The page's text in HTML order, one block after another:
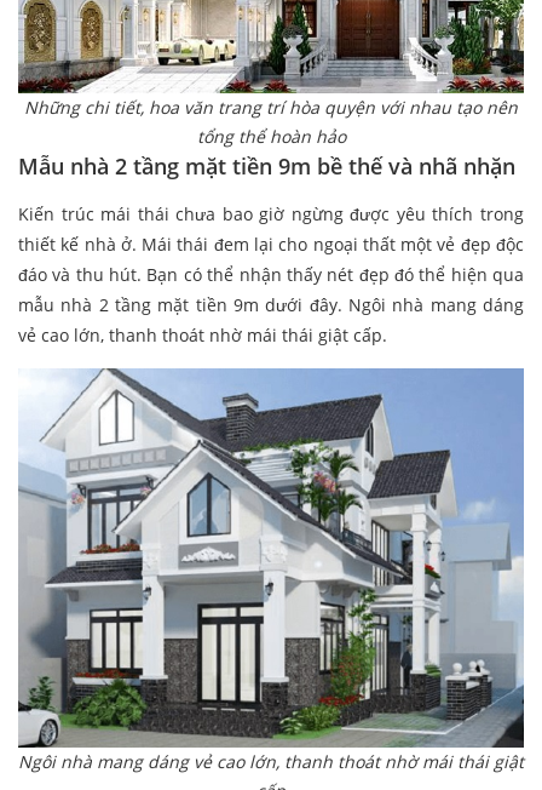
Những chi tiết, hoa văn trang trí hòa quyện với nhau tạo nên
tổng thể hoàn hảo
Mẫu nhà 2 tầng mặt tiền 9m bề thế và nhã nhặn
Kiến trúc mái thái chưa bao giờ ngừng được yêu thích trong
thiết kế nhà ở. Mái thái đem lại cho ngoại thất một vẻ đẹp độc
đáo và thu hút. Bạn có thể nhận thấy nét đẹp đó thể hiện qua
mẫu nhà 2 tầng mặt tiền 9m dưới đây. Ngôi nhà mang dáng
vẻ cao lớn, thanh thoát nhờ mái thái giật cấp.
Ngôi nhà mang dáng vẻ cao lớn, thanh thoát nhờ mái thái giật